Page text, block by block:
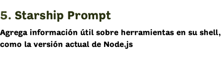
5. Starship Prompt
Agrega información útil sobre herramientas en su shell,
como la versión actual de Node.js